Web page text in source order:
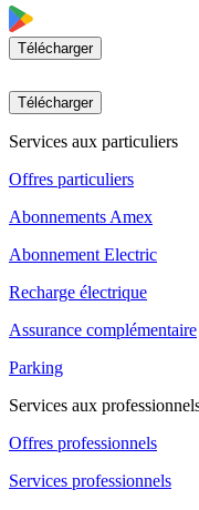
Télécharger
Télécharger
Services aux particuliers
Offres particuliers
Abonnements Amex
Abonnement Electric
Recharge électrique
Assurance complémentaire
Parking
Services aux
Offres professionnels
Services professionnels